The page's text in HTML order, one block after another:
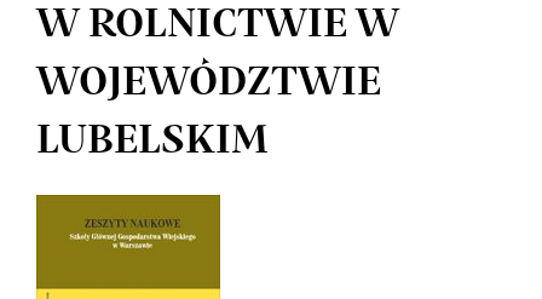
W ROLNICTWIE W
WOJEWÓDZTWIE
LUBELSKIM
Article
Sidebar